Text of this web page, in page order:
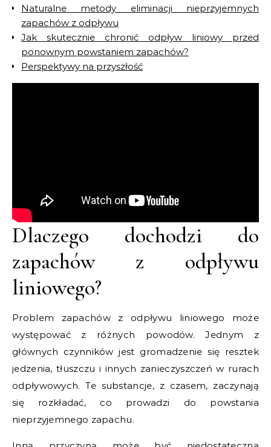
Naturalne metody eliminacji nieprzyjemnych
zapachów z odpływu
Jak skutecznie chronić odpływ liniowy przed
ponownym powstaniem zapachów?
Perspektywy na przyszłość
Dlaczego dochodzi do
zapachów z odpływu
liniowego?
Problem zapachów z odpływu liniowego może
występować z różnych powodów. Jednym z
głównych czynników jest gromadzenie się resztek
jedzenia, tłuszczu i innych zanieczyszczeń w rurach
odpływowych. Te substancje, z czasem, zaczynają
się rozkładać, co prowadzi do powstania
nieprzyjemnego zapachu.